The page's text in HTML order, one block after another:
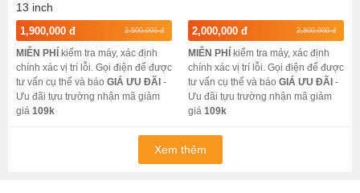
13 inch
1,900,000 đ 2,500,000 đ
MIỄN PHÍ
kiểm tra máy, xác định
chính xác vị trí lỗi. Gọi điện để được
tư vấn cụ thể và báo GIÁ ƯU ĐÃI -
Ưu đãi tựu trường nhận mã giảm
giá 109k
2,000,000 đ 2,800,000 đ
MIỄN PHÍ
kiểm tra máy, xác định
chính xác vị trí lỗi. Gọi điện để được
tư vấn cụ thể và báo GIÁ ƯU ĐÃI -
Ưu đãi tựu trường nhận mã giảm
giá 109k
Xem thêm